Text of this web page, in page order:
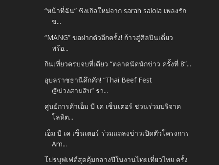
“หน้าที่ฉัน” ซิงเกิลใหม่จาก sarah salola เพลงรัก
ข...
“MANG” ขอฝากตัวอีกครั้ง! ก้าวสู่ศิลปินเดี่ยว
พร้อ...
กินเที่ยวครบจบที่เดียว “ตลาดนัดนักข่าว ครั้งที่ 8”...
อุบลราชธานีคึกคัก! “Thai Beef Fest
@ม่วงสามสิบ” รว...
ศูนย์การค้าเอ็ม บี เค เซ็นเตอร์ ชวนร่วมบริจาค
โลหิต...
เอ็ม บี เค เซ็นเตอร์ ร่วมแถลงข่าวเปิดตัวโครงการ
Am...
โปรบุฟเฟต์สุดคุ้มกลางปีในงานไทยเที่ยวไทย ครั้ง